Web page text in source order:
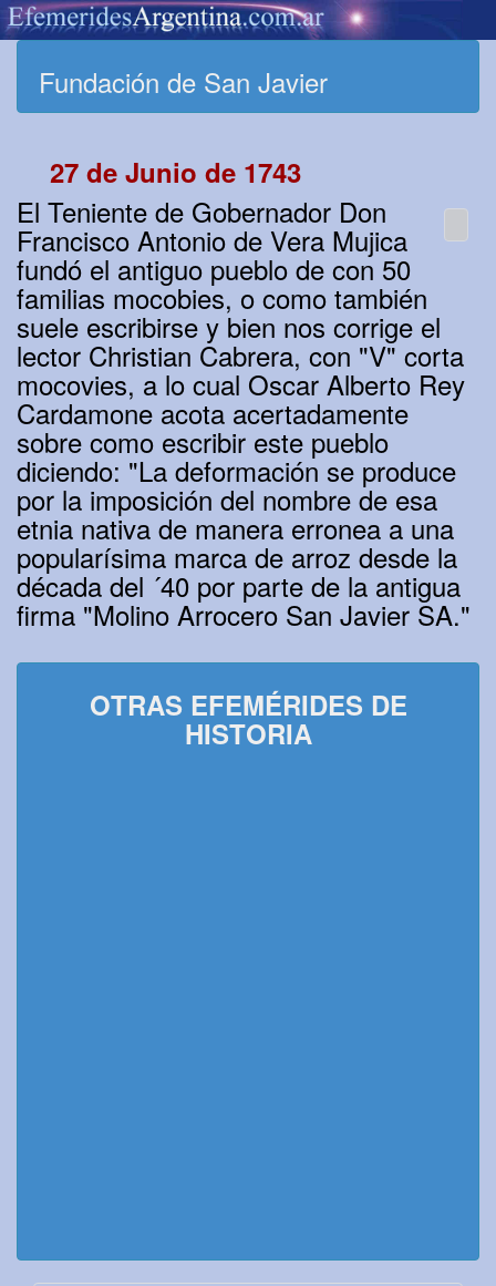
Fundación de San Javier
27 de Junio de 1743
El Teniente de Gobernador Don
Francisco Antonio de Vera Mujica
fundó el antiguo pueblo de con 50
familias mocobies, o como también
suele escribirse y bien nos corrige el
lector Christian Cabrera, con "V" corta
mocovies, a lo cual Oscar Alberto Rey
Cardamone acota acertadamente
sobre como escribir este pueblo
diciendo: "La deformación se produce
por la imposición del nombre de esa
etnia nativa de manera erronea a una
popularísima marca de arroz desde la
década del ´40 por parte de la antigua
firma "Molino Arrocero San Javier SA."
OTRAS EFEMÉRIDES DE
HISTORIA